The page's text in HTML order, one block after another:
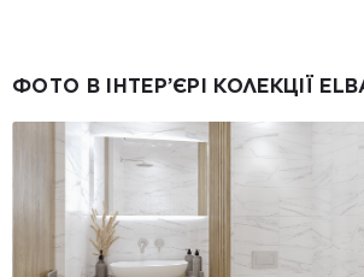
ФОТО В ІНТЕР’ЄРІ КОЛЕКЦІЇ